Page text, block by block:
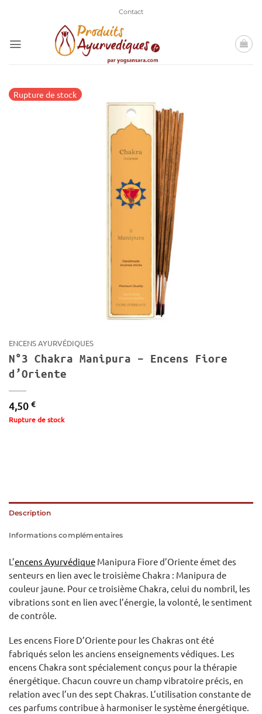
Contact
Rupture de stock
ENCENS AYURVÉDIQUES
N°3 Chakra Manipura – Encens Fiore
d’Oriente
4,50 €
Rupture de stock
Description
Informations complémentaires
L’encens Ayurvédique Manipura Fiore d’Oriente émet des
senteurs en lien avec le troisième Chakra : Manipura de
couleur jaune. Pour ce troisième Chakra, celui du nombril, les
vibrations sont en lien avec l’énergie, la volonté, le sentiment
de contrôle.
Les encens Fiore D’Oriente pour les Chakras ont été
fabriqués selon les anciens enseignements védiques. Les
encens Chakra sont spécialement conçus pour la thérapie
énergétique. Chacun couvre un champ vibratoire précis, en
relation avec l’un des sept Chakras. L’utilisation constante de
ces parfums contribue à harmoniser le système énergétique.